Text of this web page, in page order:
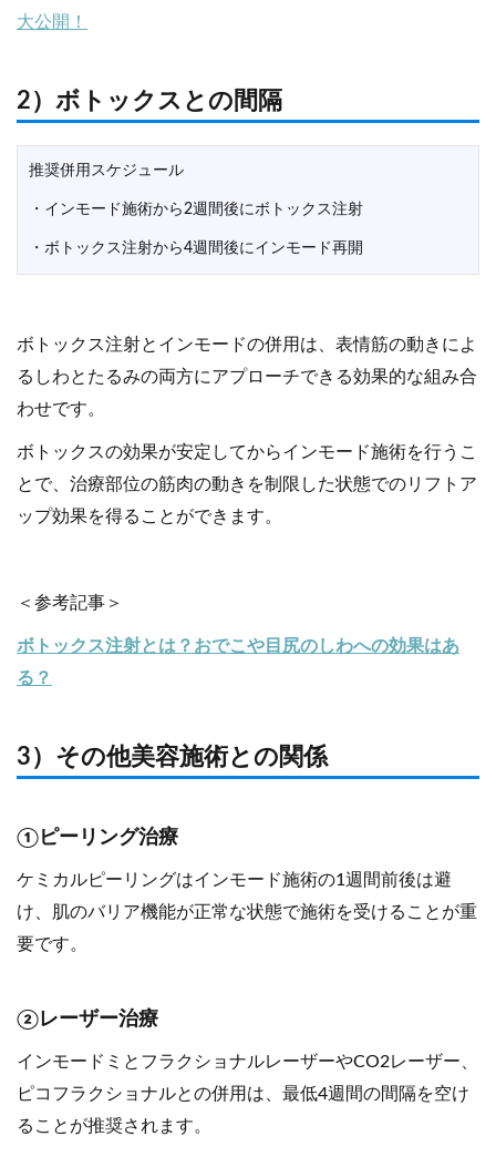
大公開！
2）ボトックスとの間隔
推奨併用スケジュール
・インモード施術から2週間後にボトックス注射
・ボトックス注射から4週間後にインモード再開
ボトックス注射とインモードの併用は、表情筋の動きによ
るしわとたるみの両方にアプローチできる効果的な組み合
わせです。
ボトックスの効果が安定してからインモード施術を行うこ
とで、治療部位の筋肉の動きを制限した状態でのリフトア
ップ効果を得ることができます。
＜参考記事＞
ボトックス注射とは？おでこや目尻のしわへの効果はあ
る？
3）その他美容施術との関係
①ピーリング治療
ケミカルピーリングはインモード施術の1週間前後は避
け、肌のバリア機能が正常な状態で施術を受けることが重
要です。
②レーザー治療
インモードミとフラクショナルレーザーやCO2レーザー、
ピコフラクショナルとの併用は、最低4週間の間隔を空け
ることが推奨されます。